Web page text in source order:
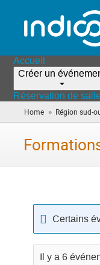
Accueil
Créer un
Réservation de salle
Home » Région sud-
Certains
Il y a 6